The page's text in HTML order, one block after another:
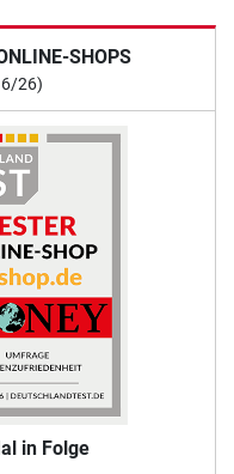
SHOPS
26)
in Folge